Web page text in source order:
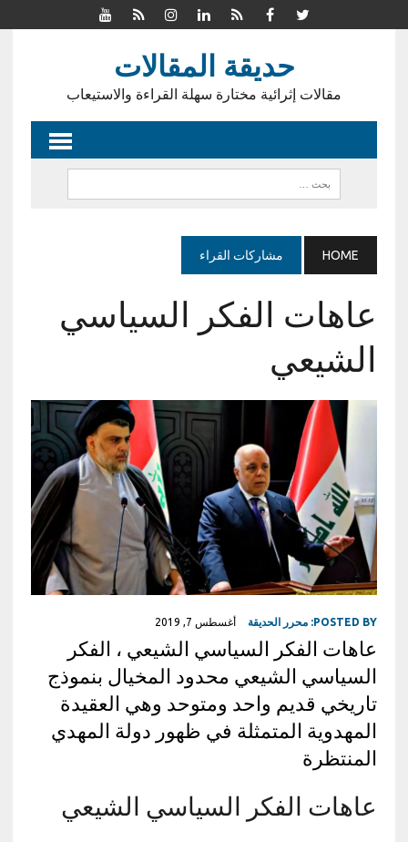
حديقة المقالات
مقالات إثرائية مختارة سهلة القراءة والاستيعاب
HOME مشاركات القراء
عاهات الفكر السياسي
الشيعي
POSTED BY: محرر الحديقة أغسطس 7, 2019
عاهات الفكر السياسي الشيعي ، الفكر
السياسي الشيعي محدود المخيال بنموذج
تاريخي قديم واحد ومتوحد وهي العقيدة
المهدوية المتمثلة في ظهور دولة المهدي
المنتظرة
عاهات الفكر السياسي الشيعي